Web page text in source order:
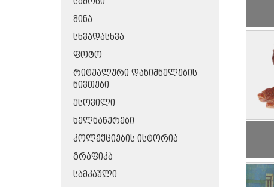
ᲛᲘᲜᲐ
ᲡᲮᲕᲐᲓᲐᲡᲮᲕᲐ
ᲤᲝᲢᲝ
ᲠᲘᲢᲣᲐᲚᲣᲠᲘ ᲓᲐᲜᲘᲨᲜᲣᲚᲔᲑᲘᲡ
ᲜᲘᲕᲗᲔᲑᲘ
ᲥᲡᲝᲕᲘᲚᲘ
ᲮᲔᲚᲜᲐᲬᲔᲠᲔᲑᲘ
ᲙᲝᲚᲔᲥᲪᲘᲔᲑᲘᲡ ᲘᲡᲢᲝᲠᲘᲐ
ᲒᲠᲐᲤᲘᲙᲐ
ᲡᲐᲛᲙᲐᲣᲚᲘ